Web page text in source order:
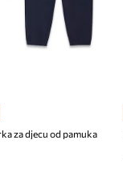
za djecu od pamuka